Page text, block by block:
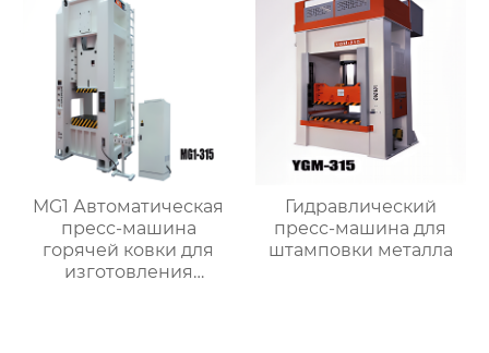
MG1 Автоматическая
пресс-машина
горячей ковки для
изготовления
Гидравлический
пресс-машина для
штамповки металла